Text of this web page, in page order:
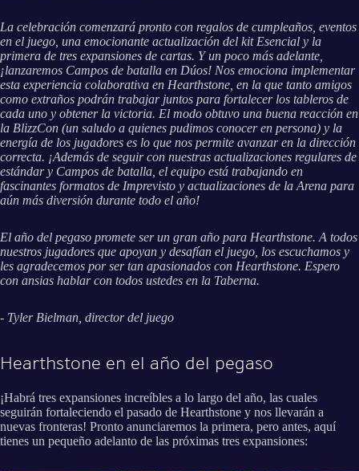
La celebración comenzará pronto con regalos de cumpleaños, eventos
en el juego, una emocionante actualización del kit Esencial y la
primera de tres expansiones de cartas. Y un poco más adelante,
¡lanzaremos Campos de batalla en Dúos! Nos emociona implementar
esta experiencia colaborativa en Hearthstone, en la que tanto amigos
como extraños podrán trabajar juntos para fortalecer los tableros de
cada uno y obtener la victoria. El modo obtuvo una buena reacción en
la BlizzCon (un saludo a quienes pudimos conocer en persona) y la
energía de los jugadores es lo que nos permite avanzar en la dirección
correcta. ¡Además de seguir con nuestras actualizaciones regulares de
estándar y Campos de batalla, el equipo está trabajando en
fascinantes formatos de Imprevisto y actualizaciones de la Arena para
aún más diversión durante todo el año!
El año del pegaso promete ser un gran año para Hearthstone. A todos
nuestros jugadores que apoyan y desafían el juego, los escuchamos y
les agradecemos por ser tan apasionados con Hearthstone. Espero
con ansias hablar con todos ustedes en la Taberna.
- Tyler Bielman, director del juego
Hearthstone en el año del pegaso
¡Habrá tres expansiones increíbles a lo largo del año, las cuales
seguirán fortaleciendo el pasado de Hearthstone y nos llevarán a
nuevas fronteras! Pronto anunciaremos la primera, pero antes, aquí
tienes un pequeño adelanto de las próximas tres expansiones: